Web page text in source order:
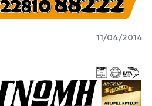
11/04/2014